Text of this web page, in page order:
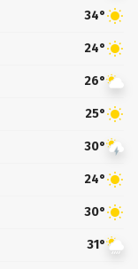
34°
24°
26°
25°
30°
24°
30°
31°